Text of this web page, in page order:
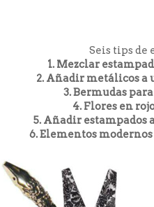
Seis tips de
1. Mezclar
2. Añadir metálicos a
3. Bermudas
4. Flores en
5. Añadir estampados
6. Elementos